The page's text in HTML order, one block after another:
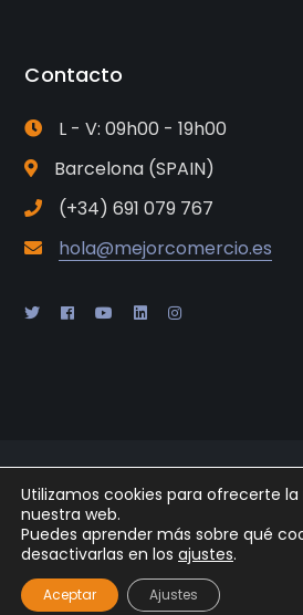
Contacto
L - V: 09h00 - 19h00
Barcelona (SPAIN)
(+34) 691 079 767
hola@mejorcomercio.es
2025 © Gabaon Conseil SL | Legal|
Powered by
Utilizamos cookies para ofrecerte
nuestra web.
Puedes aprender más sobre qué
desactivarlas en los ajustes.
Aceptar Ajustes